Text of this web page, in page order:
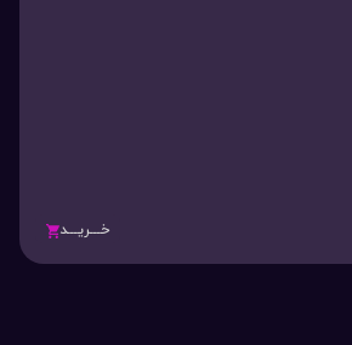
خـــریـــد